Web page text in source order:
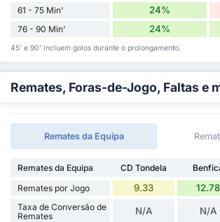
61 - 75 Min' 24%
76 - 90 Min' 24%
45' e 90' incluem golos durante o prolongamento.
Remates, Foras-de-Jogo, Faltas e
Remates da Equipa
Remates da Equipa CD Tondela
Remates por Jogo
9.33 12.78
Taxa de Conversão de
Remates
N/A N/A